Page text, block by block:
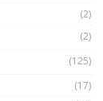
(2)
(2)
(125)
(17)